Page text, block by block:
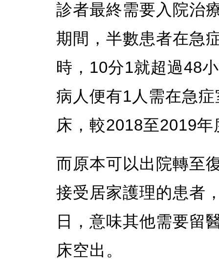
診者最終需要入院治
期間，半數患者在急
時，10分1就超過48
病人便有1人需在急
床，較2018至2019
而原本可以出院轉至
接受居家護理的患者
日，意味其他需要留
床空出。